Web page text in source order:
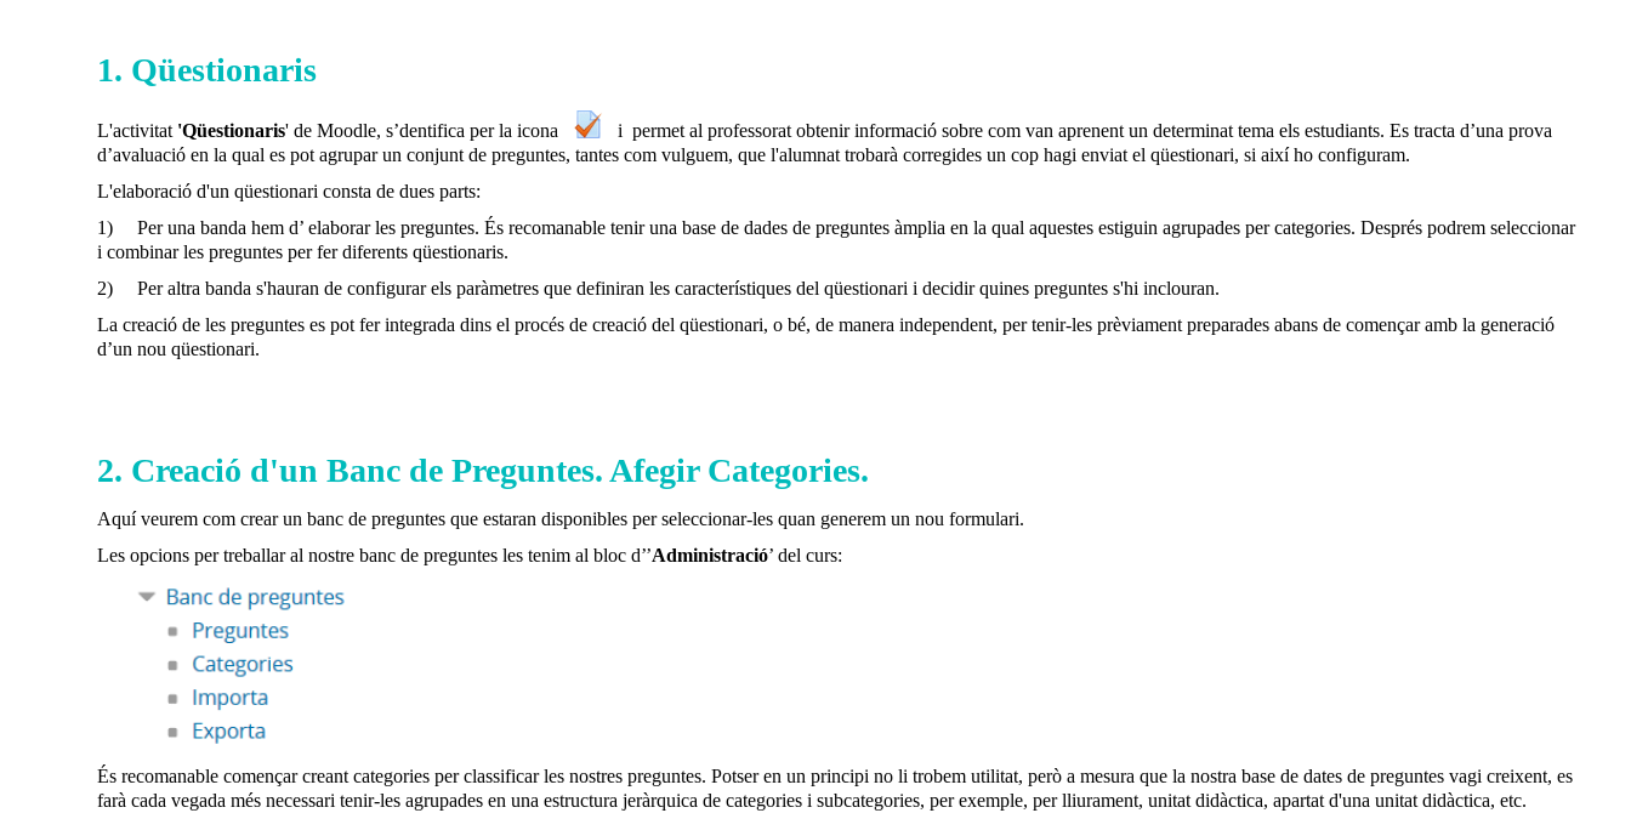
1. Qüestionaris
L'activitat 'Qüestionaris' de Moodle, s’dentifica per la icona
i permet al professorat obtenir informació sobre com van aprenent un determinat tema els estudiants. Es tracta d’una prova
d’avaluació en la qual es pot agrupar un conjunt de preguntes, tantes com vulguem, que l'alumnat trobarà corregides un cop hagi enviat el qüestionari, si així ho configuram.
L'elaboració d'un qüestionari consta de dues parts:
1) Per una banda hem d’ elaborar les preguntes. És recomanable tenir una base de dades de preguntes àmplia en la qual aquestes estiguin agrupades per categories. Després podrem seleccionar
i combinar les preguntes per fer diferents qüestionaris.
2) Per altra banda s'hauran de configurar els paràmetres que definiran les característiques del qüestionari i decidir quines preguntes s'hi inclouran.
La creació de les preguntes es pot fer integrada dins el procés de creació del qüestionari, o bé, de manera independent, per tenir-les prèviament preparades abans de començar amb la generació
d’un nou qüestionari.
2. Creació d'un Banc de Preguntes. Afegir Categories.
Aquí veurem com crear un banc de preguntes que estaran disponibles per seleccionar-les quan generem un nou formulari.
Les opcions per treballar al nostre banc de preguntes les tenim al bloc d’’Administració’ del curs:
És recomanable començar creant categories per classificar les nostres preguntes. Potser en un principi no li trobem utilitat, però a mesura que la nostra base de dates de preguntes vagi creixent, es
farà cada vegada més necessari tenir-les agrupades en una estructura jeràrquica de categories i subcategories, per exemple, per lliurament, unitat didàctica, apartat d'una unitat didàctica, etc.